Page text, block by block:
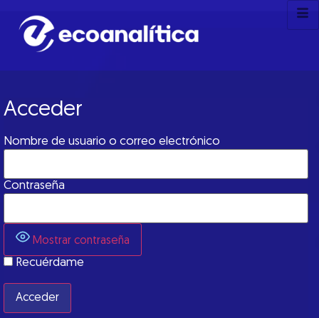
Acceder
Nombre de usuario o correo electrónico
Contraseña
Mostrar contraseña
Recuérdame